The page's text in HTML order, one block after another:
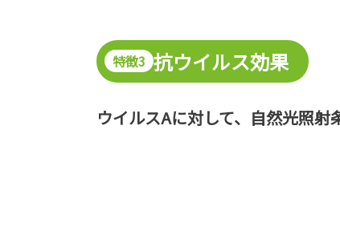
特徴3 抗ウイルス効果
ウイルスAに対して、自然光照射